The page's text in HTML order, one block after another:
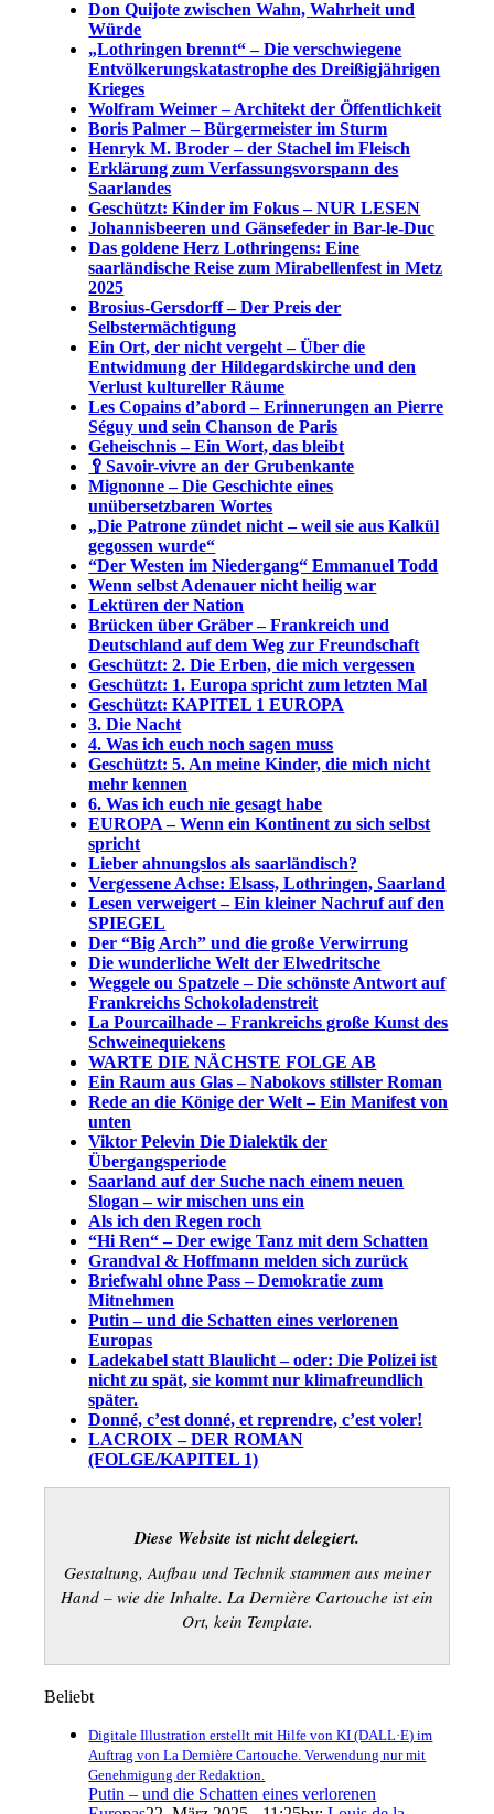
Don Quijote zwischen Wahn, Wahrheit und
Würde
„Lothringen brennt“ – Die verschwiegene
Entvölkerungskatastrophe des Dreißigjährigen
Krieges
Wolfram Weimer – Architekt der Öffentlichkeit
Boris Palmer – Bürgermeister im Sturm
Henryk M. Broder – der Stachel im Fleisch
Erklärung zum Verfassungsvorspann des
Saarlandes
Geschützt: Kinder im Fokus – NUR LESEN
Johannisbeeren und Gänsefeder in Bar-le-Duc
Das goldene Herz Lothringens: Eine
saarländische Reise zum Mirabellenfest in Metz
2025
Brosius-Gersdorff – Der Preis der
Selbstermächtigung
Ein Ort, der nicht vergeht – Über die
Entwidmung der Hildegardskirche und den
Verlust kultureller Räume
Les Copains d’abord – Erinnerungen an Pierre
Séguy und sein Chanson de Paris
Geheischnis – Ein Wort, das bleibt
🥄Savoir-vivre an der Grubenkante
Mignonne – Die Geschichte eines
unübersetzbaren Wortes
„Die Patrone zündet nicht – weil sie aus Kalkül
gegossen wurde“
“Der Westen im Niedergang“ Emmanuel Todd
Wenn selbst Adenauer nicht heilig war
Lektüren der Nation
Brücken über Gräber – Frankreich und
Deutschland auf dem Weg zur Freundschaft
Geschützt: 2. Die Erben, die mich vergessen
Geschützt: 1. Europa spricht zum letzten Mal
Geschützt: KAPITEL 1 EUROPA
3. Die Nacht
4. Was ich euch noch sagen muss
Geschützt: 5. An meine Kinder, die mich nicht
mehr kennen
6. Was ich euch nie gesagt habe
EUROPA – Wenn ein Kontinent zu sich selbst
spricht
Lieber ahnungslos als saarländisch?
Vergessene Achse: Elsass, Lothringen, Saarland
Lesen verweigert – Ein kleiner Nachruf auf den
SPIEGEL
Der “Big Arch” und die große Verwirrung
Die wunderliche Welt der Elwedritsche
Weggele ou Spatzele – Die schönste Antwort auf
Frankreichs Schokoladenstreit
La Pourcailhade – Frankreichs große Kunst des
Schweinequiekens
WARTE DIE NÄCHSTE FOLGE AB
Ein Raum aus Glas – Nabokovs stillster Roman
Rede an die Könige der Welt – Ein Manifest von
unten
Viktor Pelevin Die Dialektik der
Übergangsperiode
Saarland auf der Suche nach einem neuen
Slogan – wir mischen uns ein
Als ich den Regen roch
“Hi Ren“ – Der ewige Tanz mit dem Schatten
Grandval & Hoffmann melden sich zurück
Briefwahl ohne Pass – Demokratie zum
Mitnehmen
Putin – und die Schatten eines verlorenen
Europas
Ladekabel statt Blaulicht – oder: Die Polizei ist
nicht zu spät, sie kommt nur klimafreundlich
später.
Donné, c’est donné, et reprendre, c’est voler!
LACROIX – DER ROMAN
(FOLGE/KAPITEL 1)
Diese Website ist nicht delegiert.
Gestaltung, Aufbau und Technik stammen aus meiner
Hand – wie die Inhalte. La Dernière Cartouche ist ein
Ort, kein Template.
Beliebt
Digitale Illustration erstellt mit Hilfe von KI (DALL·E) im
Auftrag von La Dernière Cartouche. Verwendung nur mit
Genehmigung der Redaktion.
Putin – und die Schatten eines verlorenen